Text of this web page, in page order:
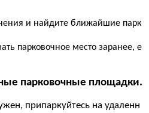
и найдите ближайшие парк
парковочное место заранее, е
парковочные площадки.
припаркуйтесь на удаленн